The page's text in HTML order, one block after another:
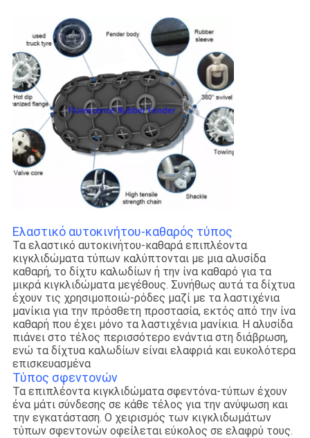
Ελαστικό αυτοκινήτου-καθαρός τύπος
Τα ελαστικό αυτοκινήτου-καθαρά επιπλέοντα
κιγκλιδώματα τύπων καλύπτονται με μια αλυσίδα
καθαρή, το δίχτυ καλωδίων ή την ίνα καθαρό για τα
μικρά κιγκλιδώματα μεγέθους. Συνήθως αυτά τα δίχτυα
έχουν τις χρησιμοποιώ-ρόδες μαζί με τα λαστιχένια
μανίκια για την πρόσθετη προστασία, εκτός από την ίνα
καθαρή που έχει μόνο τα λαστιχένια μανίκια. Η αλυσίδα
πιάνει στο τέλος περισσότερο ενάντια στη διάβρωση,
ενώ τα δίχτυα καλωδίων είναι ελαφριά και ευκολότερα
επισκευασμένα
Τύπος σφεντονών
Τα επιπλέοντα κιγκλιδώματα σφεντόνα-τύπων έχουν
ένα μάτι σύνδεσης σε κάθε τέλος για την ανύψωση και
την εγκατάσταση. Ο χειρισμός των κιγκλιδωμάτων
τύπων σφεντονών οφείλεται εύκολος σε ελαφρύ τους.